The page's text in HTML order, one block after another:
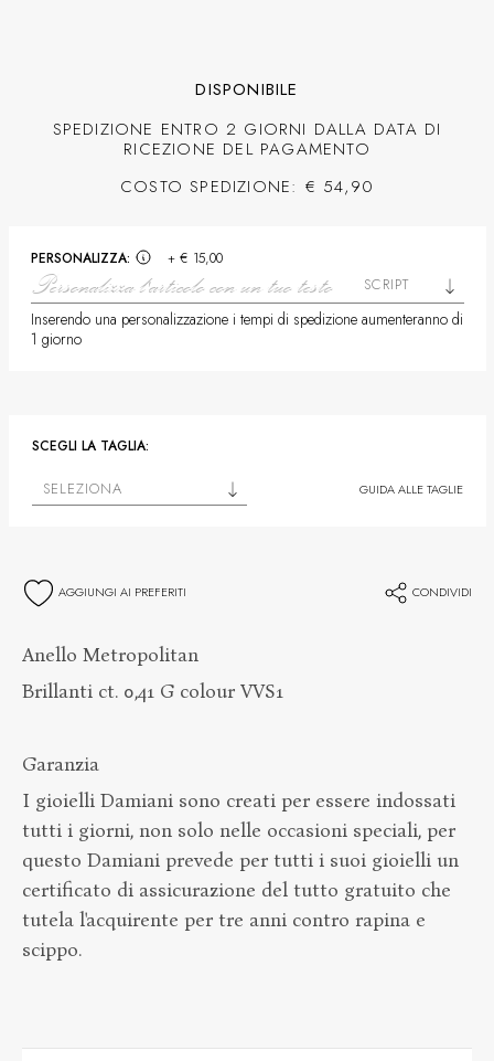
DISPONIBILE
SPEDIZIONE ENTRO 2 GIORNI DALLA DATA DI
RICEZIONE DEL PAGAMENTO
COSTO SPEDIZIONE: € 54,90
PERSONALIZZA: + € 15,00
SCRIPT
Inserendo una personalizzazione i tempi di spedizione aumenteranno di
1 giorno
SCEGLI LA TAGLIA:
SELEZIONA GUIDA ALLE TAGLIE
AGGIUNGI AI PREFERITI CONDIVIDI
Anello Metropolitan
Brillanti ct. 0,41 G colour VVS1
Garanzia
I gioielli Damiani sono creati per essere indossati
tutti i giorni, non solo nelle occasioni speciali, per
questo Damiani prevede per tutti i suoi gioielli un
certificato di assicurazione del tutto gratuito che
tutela l'acquirente per tre anni contro rapina e
scippo.